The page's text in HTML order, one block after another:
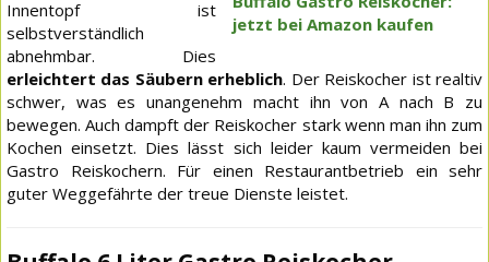
jetzt bei Amazon kaufen
Innentopf ist
selbstverständlich
abnehmbar. Dies
erleichtert das Säubern erheblich. Der Reiskocher ist realtiv
schwer, was es unangenehm macht ihn von A nach B zu
bewegen. Auch dampft der Reiskocher stark wenn man ihn zum
Kochen einsetzt. Dies lässt sich leider kaum vermeiden bei
Gastro Reiskochern. Für einen Restaurantbetrieb ein sehr
guter Weggefährte der treue Dienste leistet.